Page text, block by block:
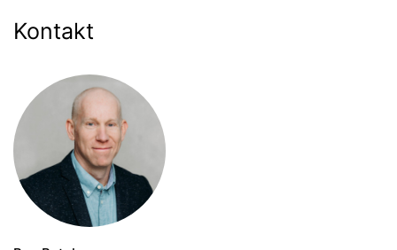
Kontakt